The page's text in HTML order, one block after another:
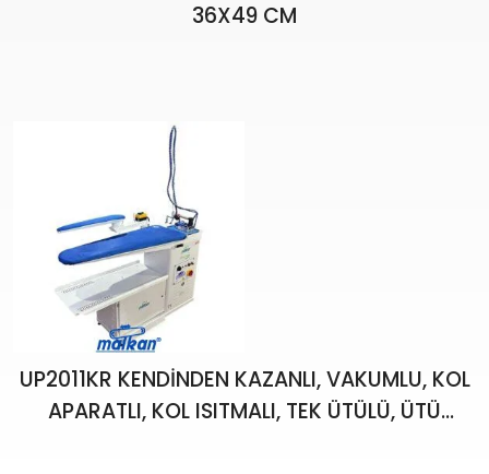
36X49 CM
UP2011KR KENDİNDEN KAZANLI, VAKUMLU, KOL
APARATLI, KOL ISITMALI, TEK ÜTÜLÜ, ÜTÜ